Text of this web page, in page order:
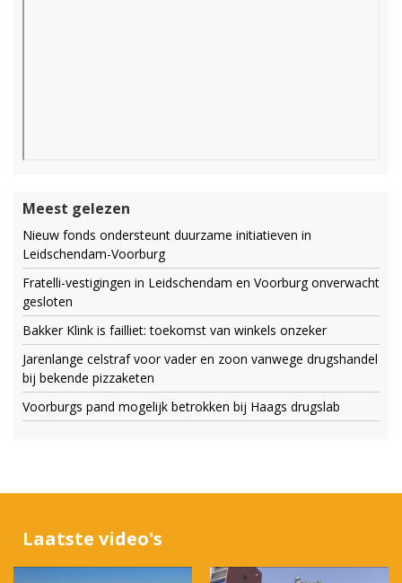
Meest gelezen
Nieuw fonds ondersteunt duurzame initiatieven in
Leidschendam-Voorburg
Fratelli-vestigingen in Leidschendam en Voorburg onverwacht
gesloten
Bakker Klink is failliet: toekomst van winkels onzeker
Jarenlange celstraf voor vader en zoon vanwege drugshandel
bij bekende pizzaketen
Voorburgs pand mogelijk betrokken bij Haags drugslab
Laatste video's